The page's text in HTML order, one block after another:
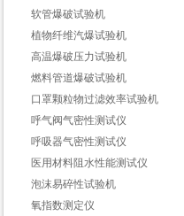
软管爆破试验机
植物纤维汽爆试验机
高温爆破压力试验机
燃料管道爆破试验机
口罩颗粒物过滤效率试验机
呼气阀气密性测试仪
呼吸器气密性测试仪
医用材料阻水性能测试仪
泡沫易碎性试验机
氧指数测定仪